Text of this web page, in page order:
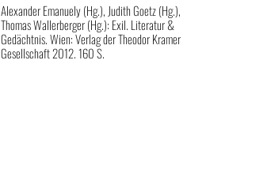
Alexander Emanuely (Hg.), Judith Goetz (Hg.),
Thomas Wallerberger (Hg.): Exil. Literatur &
Gedächtnis. Wien: Verlag der Theodor Kramer
Gesellschaft 2012. 160 S.